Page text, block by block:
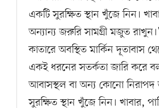
একটি সুরক্ষিত স্থান খুঁজে নিন।
অন্যান্য জরুরি সামগ্রী মজুত রাখুন।’
কাতারে অবস্থিত মার্কিন দূতাবাস
একই ধরনের সতর্কতা জারি করে
আবাসস্থল বা অন্য কোনো নিরাপদ
সুরক্ষিত স্থান খুঁজে নিন। খাবার,